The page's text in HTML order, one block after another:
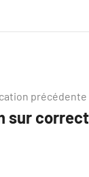
précédente
sur